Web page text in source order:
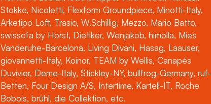
Stokke, Nicoletti, Flexform Groundpiece, Minotti-Italy,
Arketipo Loft, Trasio, W.Schillig, Mezzo, Mario Batto,
swissofa by Horst, Dietiker, Wenjakob, himolla, Mies
Vanderuhe-Barcelona, Living Divani, Hasag, Laauser,
giovannetti-Italy, Koinor, TEAM by Wellis, Canapés
Duvivier, Deme-Italy, Stickley-NY, bullfrog-Germany, ruf-
Betten, Four Design A/S, Intertime, Kartell-IT, Roche
Bobois, brühl, die Collektion, etc.